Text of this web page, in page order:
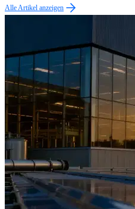
Alle Artikel anzeigen